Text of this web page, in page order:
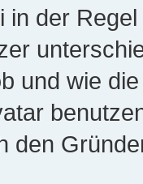
in der
und wie
den